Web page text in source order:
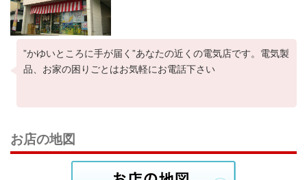
”かゆいところに手が届く”あなたの近くの電気店です。電気製
品、お家の困りごとはお気軽にお電話下さい
お店の地図